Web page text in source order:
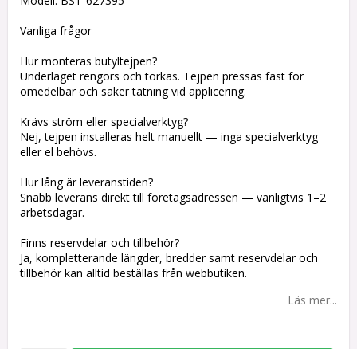
Vanliga frågor
Hur monteras butyltejpen?
Underlaget rengörs och torkas. Tejpen pressas fast för
omedelbar och säker tätning vid applicering.
Krävs ström eller specialverktyg?
Nej, tejpen installeras helt manuellt — inga specialverktyg
eller el behövs.
Hur lång är leveranstiden?
Snabb leverans direkt till företagsadressen — vanligtvis 1–2
arbetsdagar.
Finns reservdelar och tillbehör?
Ja, kompletterande längder, bredder samt reservdelar och
tillbehör kan alltid beställas från webbutiken.
Läs mer...